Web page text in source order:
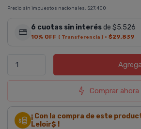
Precio sin impuestos nacionales: $27.400
6 cuotas sin interésde $5.526
10% OFF ( Transferencia ) · $29.839
Comprar ahora
¡ Con la compra de este
Leloir$ !